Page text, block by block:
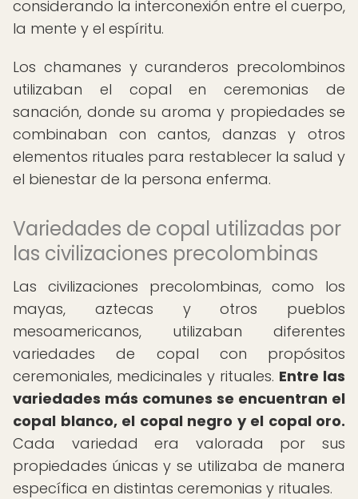
considerando la interconexión entre el cuerpo,
la mente y el espíritu.
Los chamanes y curanderos precolombinos
utilizaban el copal en ceremonias de
sanación, donde su aroma y propiedades se
combinaban con cantos, danzas y otros
elementos rituales para restablecer la salud y
el bienestar de la persona enferma.
Variedades de copal utilizadas por
las civilizaciones precolombinas
Las civilizaciones precolombinas, como los
mayas, aztecas y otros pueblos
mesoamericanos, utilizaban diferentes
variedades de copal con propósitos
ceremoniales, medicinales y rituales. Entre las
variedades más comunes se encuentran el
copal blanco, el copal negro y el copal oro.
Cada variedad era valorada por sus
propiedades únicas y se utilizaba de manera
específica en distintas ceremonias y rituales.